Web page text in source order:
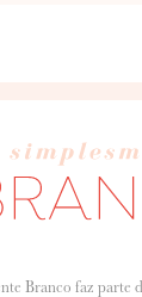
Branco faz parte